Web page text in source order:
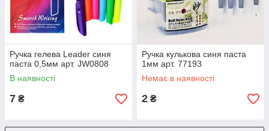
Ручка гелева Leader синя
паста 0,5мм арт. JW0808
В наявності
7 ₴
Ручка кулькова синя паста
1мм арт. 77193
Немає в наявності
2 ₴